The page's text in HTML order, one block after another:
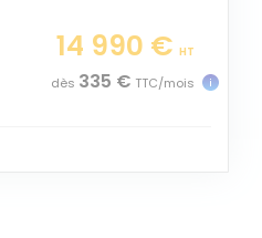
14 990 € HT
dès 335 € TTC/mois